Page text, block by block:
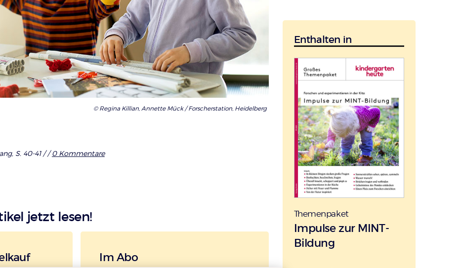
© Regina Killian, Annette Mück / Forscherstation, Heidelberg
S. 40-41 //0 Kommentare
jetzt lesen!
Im Abo
Enthalten in
Themenpaket
:Impulse zur MINT-
Bildung